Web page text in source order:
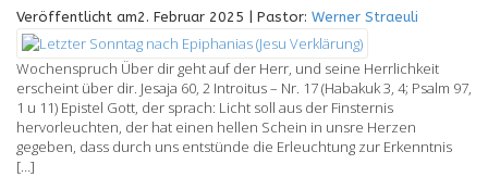
Veröffentlicht am2. Februar 2025 | Pastor: Werner Straeuli
Wochenspruch Über dir geht auf der Herr, und seine Herrlichkeit
erscheint über dir. Jesaja 60, 2 Introitus – Nr. 17 (Habakuk 3, 4; Psalm 97,
1 u 11) Epistel Gott, der sprach: Licht soll aus der Finsternis
hervorleuchten, der hat einen hellen Schein in unsre Herzen
gegeben, dass durch uns entstünde die Erleuchtung zur Erkenntnis
[…]